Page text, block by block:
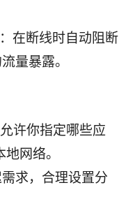
在断线时自动阻断
量暴露。
许你指定哪些应
网络。
求，合理设置分